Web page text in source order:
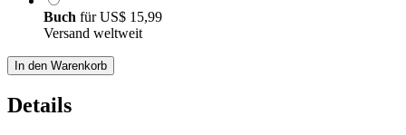
Buch fürUS$ 15,99
Versand weltweit
In den Warenkorb
Details